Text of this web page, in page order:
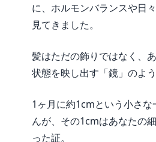
に、ホルモンバランスや日
見てきました。
髪はただの飾りではなく、
状態を映し出す「鏡」のよう
1ヶ月に約1cmという小さな
んが、その1cmはあなたの
った証。